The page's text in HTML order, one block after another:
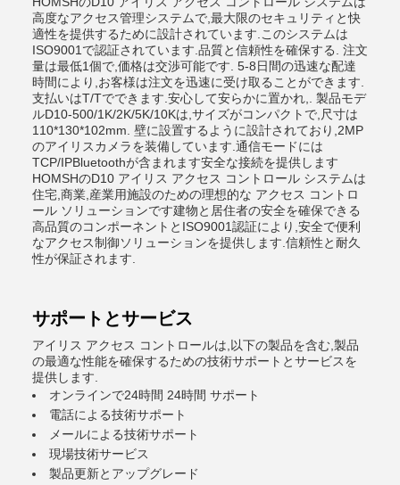
高度なアクセス管理システムで,最大限のセキュリティと快
適性を提供するために設計されています.このシステムは
ISO9001で認証されています.品質と信頼性を確保する. 注文
量は最低1個で,価格は交渉可能です. 5-8日間の迅速な配達
時間により,お客様は注文を迅速に受け取ることができます.
支払いはT/Tでできます.安心して安らかに置かれ,. 製品モデ
ルD10-500/1K/2K/5K/10Kは,サイズがコンパクトで,尺寸は
110*130*102mm. 壁に設置するように設計されており,2MP
のアイリスカメラを装備しています.通信モードには
TCP/IPBluetoothが含まれます安全な接続を提供します
HOMSHのD10 アイリス アクセス コントロール システムは
住宅,商業,産業用施設のための理想的な アクセス コントロ
ール ソリューションです建物と居住者の安全を確保できる
高品質のコンポーネントとISO9001認証により,安全で便利
なアクセス制御ソリューションを提供します.信頼性と耐久
性が保証されます.
サポートとサービス
アイリス アクセス コントロールは,以下の製品を含む,製品
の最適な性能を確保するための技術サポートとサービスを
提供します.
オンラインで24時間 24時間 サポート
電話による技術サポート
メールによる技術サポート
現場技術サービス
製品更新とアップグレード